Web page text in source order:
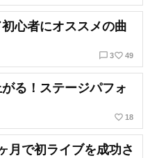
心者にオススメの曲
chat_bubble_outline 3favorite_border 49
る！ステージパフォ
favorite_border 18
月で初ライブを成功さ